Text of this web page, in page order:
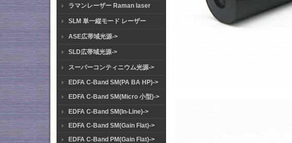
ラマンレーザー Raman laser
SLM 単一縦モード レーザー
ASE広帯域光源->
SLD広帯域光源->
スーパーコンティニウム光源->
EDFA C-Band SM(PA BA HP)->
EDFA C-Band SM(Micro 小型)->
EDFA C-Band SM(In-Line)->
EDFA C-Band SM(Gain Flat)->
EDFA C-Band PM(Gain Flat)->